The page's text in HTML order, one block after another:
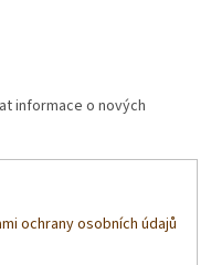
informace o nových
ochrany osobních údajů